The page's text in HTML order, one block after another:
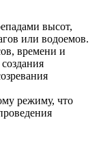
высот,
или водоемов.
времени и
режиму, что